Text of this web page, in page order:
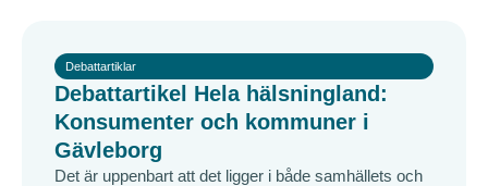
Debattartiklar
Debattartikel Hela hälsningland:
Konsumenter och kommuner i
Gävleborg
Det är uppenbart att det ligger i både samhällets och